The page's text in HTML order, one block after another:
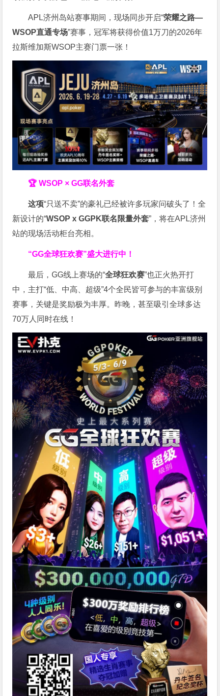
APL济州岛站赛事期间，现场同步开启“荣耀之路—
WSOP直通专场”赛事，冠军将获得价值1万刀的2026年
拉斯维加斯WSOP主赛门票一张！
🏆 WSOP × GG联名外套
这项“只送不卖”的豪礼已经被许多玩家问破头了！全
新设计的“WSOP x GGPK联名限量外套”，将在APL济州
站的现场活动柜台亮相。
“GG全球狂欢赛”盛大进行中！
最后，GG线上赛场的“全球狂欢赛”也正火热开打
中，主打“低、中高、超级”4个全民皆可参与的丰富级别
赛事，关键是奖励极为丰厚。 昨晚，甚至吸引全球多达
70万人同时在线！